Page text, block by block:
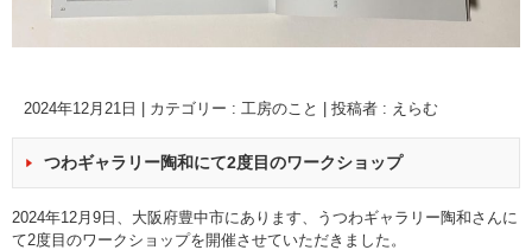
2024年12月21日 カテゴリー : 工房のこと 投稿者 : えらむ
つわギャラリー陶和にて2度目のワークショップ
2024年12月9日、大阪府豊中市にあります、うつわギャラリー陶和さんに
て2度目のワークショップを開催させていただきました。